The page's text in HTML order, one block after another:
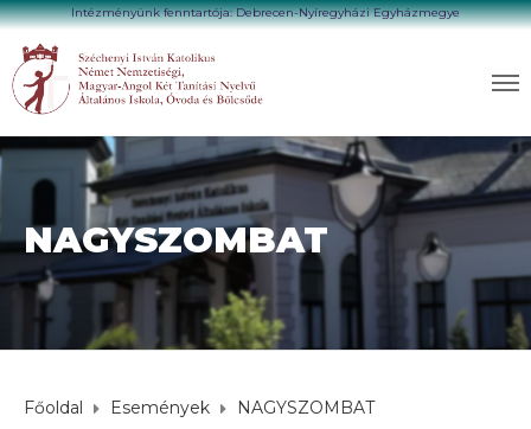
Intézményünk fenntartója: Debrecen-Nyíregyházi Egyházmegye
NAGYSZOMBAT
Főoldal Események NAGYSZOMBAT